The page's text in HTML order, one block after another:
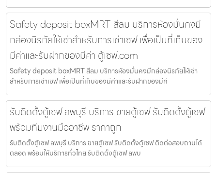
Safety deposit boxMRT สีลม บริการห้องมั่นคงมี
กล่องนิรภัยให้เช่าสำหรับการเช่าเซฟ เพื่อเป็นที่เก็บของ
มีค่าและรับฝากของมีค่า ตู้เซฟ.com
Safety deposit boxMRT สีลม บริการห้องมั่นคงมีกล่องนิรภัยให้เช่า
สำหรับการเช่าเซฟ เพื่อเป็นที่เก็บของมีค่าและรับฝากของมีค่
รับติดตั้งตู้เซฟ ลพบุรี บริการ ขายตู้เซฟ รับติดตั้งตู้เซฟ
พร้อมทีมงานมืออาชีพ ราคาถูก
รับติดตั้งตู้เซฟ ลพบุรี บริการ ขายตู้เซฟ รับติดตั้งตู้เซฟ ติดต่อสอบถามได้
ตลอด พร้อมให้บริการทั่วไทย รับติดตั้งตู้เซฟ ลพบ